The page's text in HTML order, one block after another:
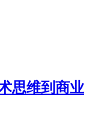
思维到商业